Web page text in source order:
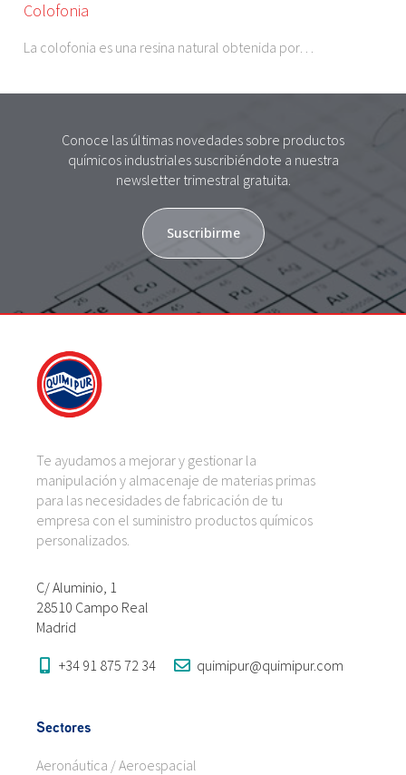
Colofonia
La colofonia es una resina natural obtenida por…
Conoce las últimas novedades sobre productos
químicos industriales suscribiéndote a nuestra
newsletter trimestral gratuita.
Suscribirme
Te ayudamos a mejorar y gestionar la
manipulación y almacenaje de materias primas
para las necesidades de fabricación de tu
empresa con el suministro productos químicos
personalizados.
C/ Aluminio, 1
28510 Campo Real
Madrid
+34 91 875 72 34 quimipur@quimipur.com
Sectores
Aeronáutica / Aeroespacial